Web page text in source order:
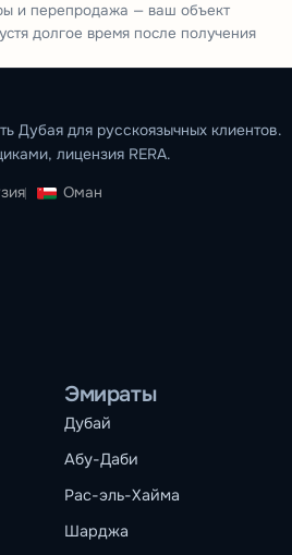
и перепродажа — ваш объект
долгое время после получения
Дубая для русскоязычных клиентов.
лицензия RERA.
Оман
Эмираты
Дубай
Абу-Даби
Рас-эль-Хайма
Шарджа